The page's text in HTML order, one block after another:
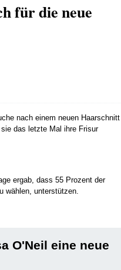
für die neue
nach einem neuen Haarschnitt
das letzte Mal ihre Frisur
ergab, dass 55 Prozent der
wählen, unterstützen.
O'Neil eine neue